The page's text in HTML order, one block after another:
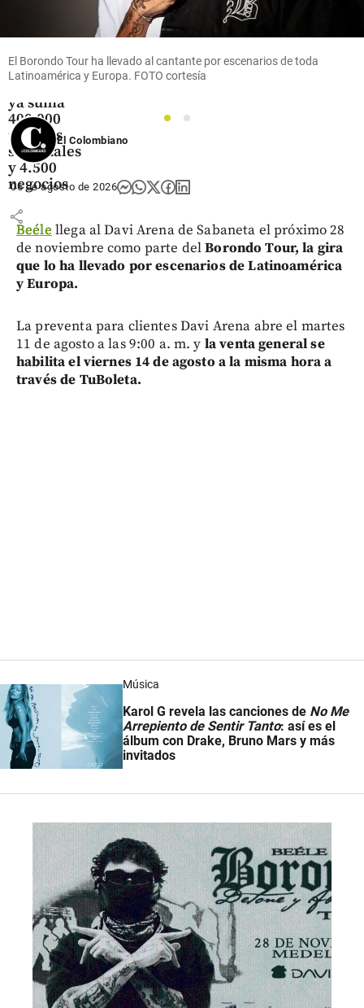
el
acelerador
en
ya suma
400.000
pedidos
semanales
y 4.500
negocios
share
El Borondo Tour ha llevado al cantante por escenarios de toda
Latinoamérica y Europa. FOTO cortesía
1
2
El Colombiano
06 de agosto de 2026
Beéle llega al Davi Arena de Sabaneta el próximo 28
de noviembre como parte delBorondo Tour, la gira
que lo ha llevado por escenarios de Latinoamérica
y Europa.
La preventa para clientes Davi Arena abre el martes
11 de agosto a las 9:00 a. m. y la venta general se
habilita el viernes 14 de agosto a la misma hora a
través de TuBoleta.
Música
Karol G revela las canciones de No Me
Arrepiento de Sentir Tanto: así es el
álbum con Drake, Bruno Mars y más
invitados